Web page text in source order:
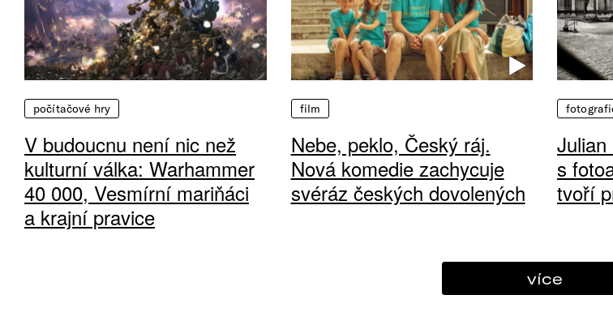
počítačové hry
V budoucnu není nic než
kulturní válka: Warhammer
40 000, Vesmírní mariňáci
a krajní pravice
film
Nebe, peklo, Český ráj.
Nová komedie zachycuje
svéráz českých dovolených
s
tvoří
více